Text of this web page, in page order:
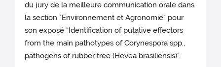
du jury de la meilleure communication orale dans
la section "Environnement et Agronomie" pour
son exposé “Identification of putative effectors
from the main pathotypes of Corynespora spp.,
pathogens of rubber tree (Hevea brasiliensis)”.